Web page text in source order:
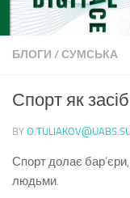
БЛОГИ /СУМСЬКА
Спорт як
BY
Спорт долає бар’єри,
людьми.